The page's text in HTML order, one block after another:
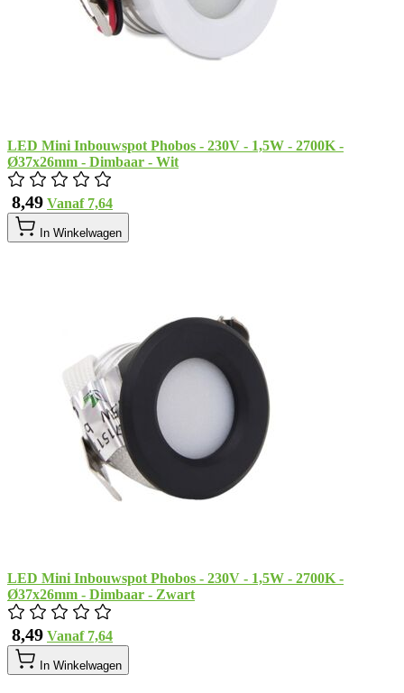
LED Mini Inbouwspot Phobos - 230V - 1,5W - 2700K -
Ø37x26mm - Dimbaar - Wit
​ 8,49 Vanaf​ 7,64
In Winkelwagen
LED Mini Inbouwspot Phobos - 230V - 1,5W - 2700K -
Ø37x26mm - Dimbaar - Zwart
​ 8,49 Vanaf​ 7,64
In Winkelwagen